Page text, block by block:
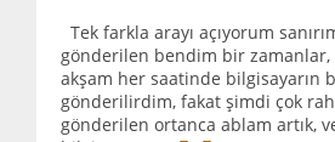
Tek farkla arayı açıyorum
gönderilen bendim bir zamanlar,
akşam her saatinde bilgisayarın
gönderilirdim, fakat şimdi çok
gönderilen ortanca ablam artık,